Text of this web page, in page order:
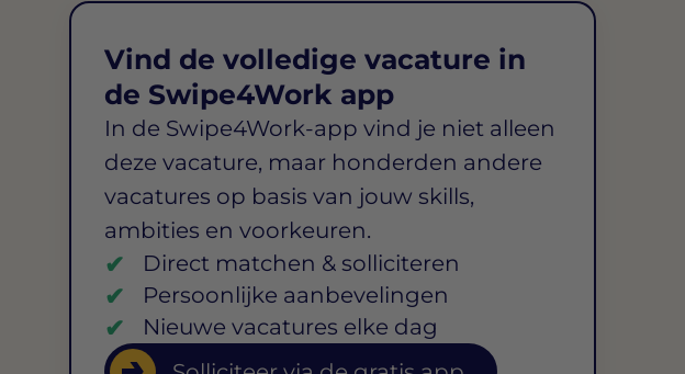
Vind de volledige vacature in
de Swipe4Work app
In de Swipe4Work-app vind je niet alleen
deze vacature, maar honderden andere
vacatures op basis van jouw skills,
ambities en voorkeuren.
Direct matchen & solliciteren
Persoonlijke aanbevelingen
Nieuwe vacatures elke dag